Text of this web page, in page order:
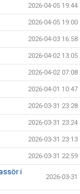
2026-04-05 19:44
2026-04-05 19:00
2026-04-03 16:58
2026-04-02 13:05
2026-04-02 07:08
2026-04-01 10:47
2026-03-31 23:28
2026-03-31 23:24
2026-03-31 23:13
2026-03-31 22:59
i
2026-03-31